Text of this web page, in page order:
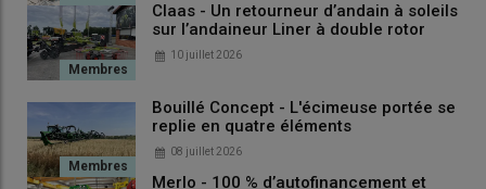
Claas - Un retourneur d’andain à soleils
sur l’andaineur Liner à double rotor
10 juillet 2026
Bouillé Concept - L'écimeuse portée se
replie en quatre éléments
08 juillet 2026
Merlo - 100 % d’autofinancement et